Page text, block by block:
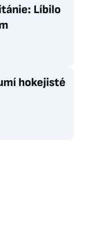
Líbilo
hokejisté